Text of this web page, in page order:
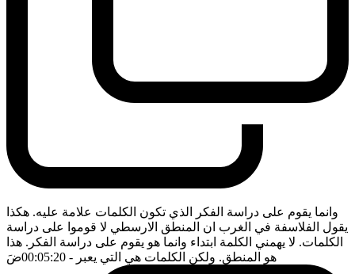
وانما يقوم على دراسة الفكر الذي تكون الكلمات علامة عليه. هكذا
يقول الفلاسفة في الغرب ان المنطق الارسطي لا قوموا على دراسة
الكلمات. لا يهمني الكلمة ابتداء وانما هو يقوم على دراسة الفكر. هذا
هو المنطق. ولكن الكلمات هي التي يعبر - 00:05:20 ضَ